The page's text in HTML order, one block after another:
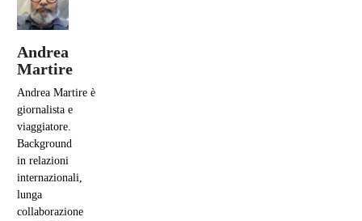
Andrea
Martire
Andrea Martire è
giornalista e
viaggiatore.
Background
in relazioni
internazionali,
lunga
collaborazione